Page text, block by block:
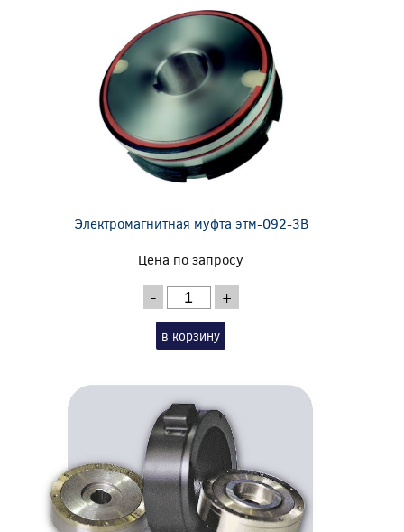
Электромагнитная муфта этм-092-3В
Цена по запросу
- +
в корзину